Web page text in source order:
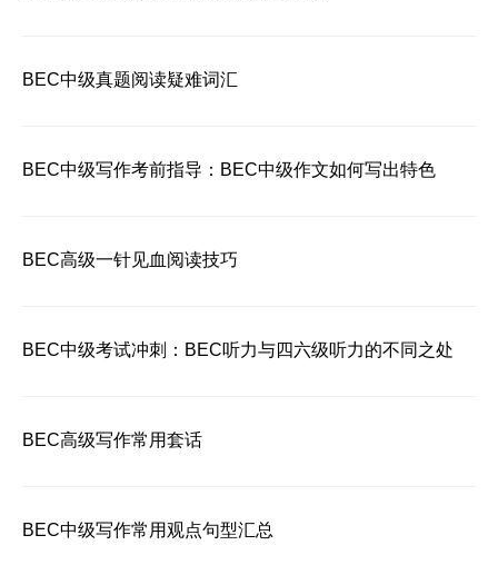
BEC中级真题阅读疑难词汇
BEC中级写作考前指导：BEC中级作文如何写出特色
BEC高级一针见血阅读技巧
BEC中级考试冲刺：BEC听力与四六级听力的不同之处
BEC高级写作常用套话
BEC中级写作常用观点句型汇总